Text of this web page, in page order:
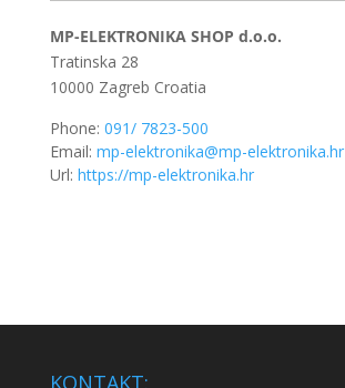
MP-ELEKTRONIKA SHOP d.o.o.
Tratinska 28
10000 Zagreb Croatia
Phone: 091/ 7823-500
Email: mp-elektronika@mp-elektronika.hr
Url: https://mp-elektronika.hr
KONTAKT: